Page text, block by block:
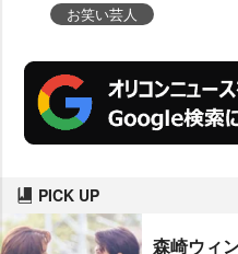
お笑い芸人
PICK UP
森崎ウィ